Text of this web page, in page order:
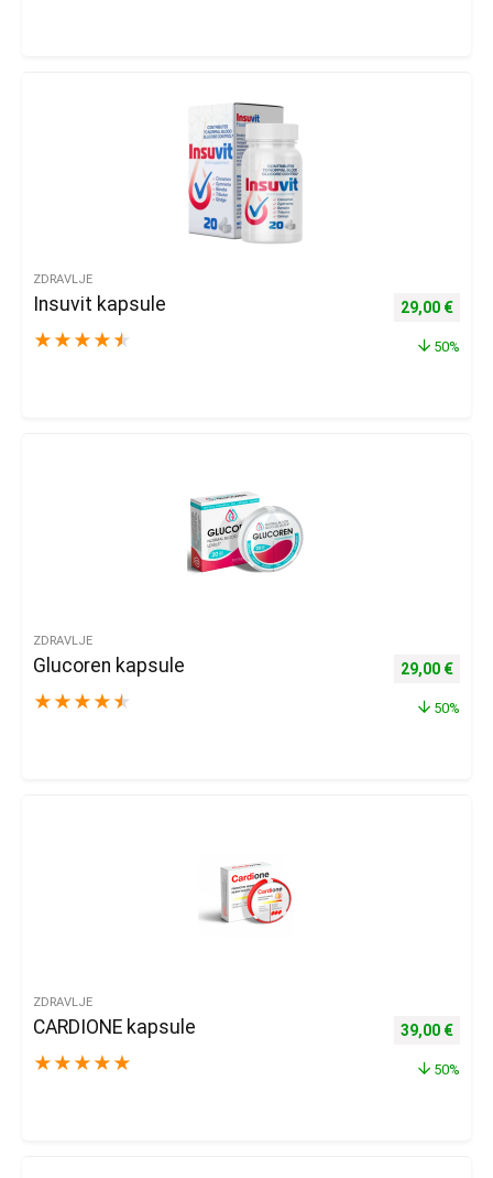
ZDRAVLJE
Insuvit kapsule
★ ★ ★ ★ ★
Izvorna
29,00 €
50%
ZDRAVLJE
Glucoren kapsule
★ ★ ★ ★ ★
Izvorna
29,00 €
50%
ZDRAVLJE
CARDIONE kapsule
★ ★ ★ ★ ★
Izvorna
39,00 €
50%